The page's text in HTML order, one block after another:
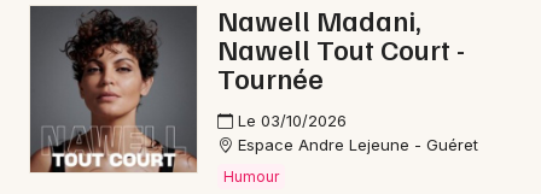
Bourses en Nouvelle-Aquitaine
Newsletter des sorties
Nawell Madani,
Nawell Tout Court -
Tournée
Le 03/10/2026
Espace Andre Lejeune - Guéret
Humour